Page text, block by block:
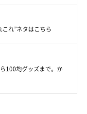
れ”ネタはこちら
100均グッズまで。か